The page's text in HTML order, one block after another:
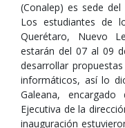
(Conalep) es sede del
Los estudiantes de
Querétaro, Nuevo
estarán del 07 al 09
desarrollar
informáticos, así lo
Galeana,
Ejecutiva de la
inauguración